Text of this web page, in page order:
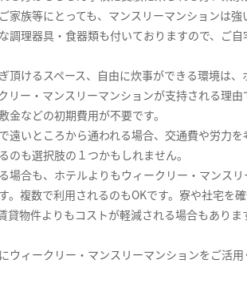
家族等にとっても、マンスリーマンションは強
調理器具・食器類も付いておりますので、ご
頂けるスペース、自由に炊事ができる環境は
リー・マンスリーマンションが支持される理
金などの初期費用が不要です。
遠いところから通われる場合、交通費や労力
のも選択肢の１つかもしれません。
場合も、ホテルよりもウィークリー・マンス
。複数で利用されるのもOKです。寮や社宅を
貸物件よりもコストが軽減される場合もありま
ウィークリー・マンスリーマンションをご活用